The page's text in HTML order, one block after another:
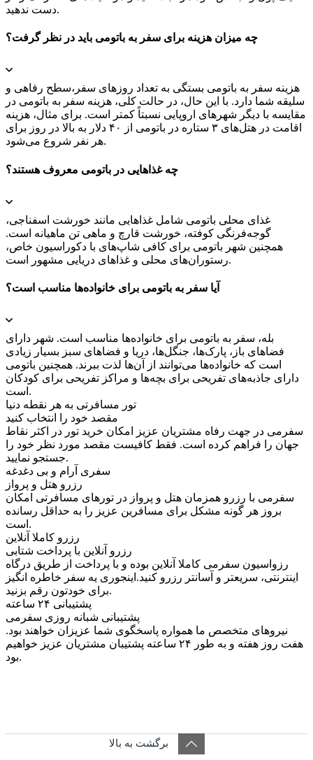
دست ندهید.
چه میزان هزینه برای سفر به باتومی باید در نظر گرفت؟
هزینه سفر به باتومی بستگی به تعداد روزهای سفر،سطح رفاهی و
سلیقه شما دارد. با این حال، در حالت کلی، هزینه سفر به باتومی در
مقایسه با دیگر شهرهای اروپایی نسبتاً کمتر است. برای مثال، هزینه
اقامت در هتل‌های ۳ ستاره در باتومی از ۴۰ دلار به بالا در روز برای
هر نفر شروع می‌شود.
چه غذاهایی در باتومی معروف هستند؟
غذای محلی باتومی شامل غذاهایی مانند خورشت اسفناجی،
گوجه‌فرنگی کوفته، خورشت قارچ و ماهی تن ماهیانه است.
همچنین شهر باتومی برای کافی شاپ‌های با دکوراسیون خاص،
رستوران‌های محلی و غذاهای دریایی مشهور است.
آیا سفر به باتومی برای خانواده‌ها مناسب است؟
بله، سفر به باتومی برای خانواده‌ها مناسب است. شهر دارای
فضاهای باز، پارک‌ها، جنگل‌ها، دریا و فضاهای سبز بسیار زیادی
است که خانواده‌ها می‌توانند از آن‌ها لذت ببرند. همچنین باتومی
دارای جاذبه‌های تفریحی برای بچه‌ها و مراکز تفریحی برای کودکان
است.
تور مسافرتی به هر نقطه دنیا
مقصد خود را انتخاب کنید
سفرمی در جهت رفاه مشتریان عزیز امکان خرید تور در اکثر نقاط
جهان را فراهم کرده است. فقط کافیست مقصد مورد نظر خود را
جستجو نمایید.
سفری آرام و بی دغدغه
رزرو هتل و پرواز
سفرمی با رزرو همزمان هتل و پرواز در تورهای مسافرتی امکان
بروز هر گونه مشکل برای مسافرین عزیز را به حداقل رسانده
است.
رزرو کاملا آنلاین
رزرو آنلاین با پرداخت شتابی
رزواسیون سفرمی کاملا آنلاین بوده و با پرداخت از طریق درگاه
اینترنتی، سریعتر و آسانتر رزرو کنید.اینجوری یه سفر خاطره انگیز
برای خودتون رقم بزنید.
پشتیبانی ۲۴ ساعته
پشتیبانی شبانه روزی سفرمی
نیروهای متخصص ما همواره پاسخگوی شما عزیزان خواهند بود.
هفت روز هفته و به طور ۲۴ ساعته پشتیبان مشتریان عزیز خواهیم
بود.